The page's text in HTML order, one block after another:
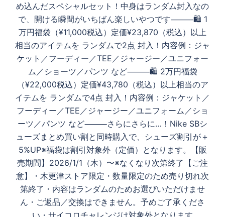
め込んだスペシャルセット！中身はランダム封入なの
で、開ける瞬間がいちばん楽しいやつです⸻🛍️ 1
万円福袋（¥11,000税込）定価¥23,870（税込）以上
相当のアイテムを ランダムで2点 封入！内容例：ジャ
ケット／フーディー／TEE／ジャージー／ユニフォー
ム／ショーツ／パンツ など⸻🛍️ 2万円福袋
（¥22,000税込）定価¥43,780（税込）以上相当のア
イテムを ランダムで4点 封入！内容例：ジャケット／
フーディー／TEE／ジャージー／ユニフォーム／ショ
ーツ／パンツ など⸻さらにさらに…！Nike SBシ
ューズまとめ買い割と同時購入で、シューズ割引が＋
5%UP※福袋は割引対象外（定価）となります。【販
売期間】2026/1/1（木）〜※なくなり次第終了【ご注
意】・木更津ストア限定・数量限定のため売り切れ次
第終了・内容はランダムのためお選びいただけませ
ん・ご返品／交換はできません。予めご了承くださ
い・サイコロチャレンジは対象外となります